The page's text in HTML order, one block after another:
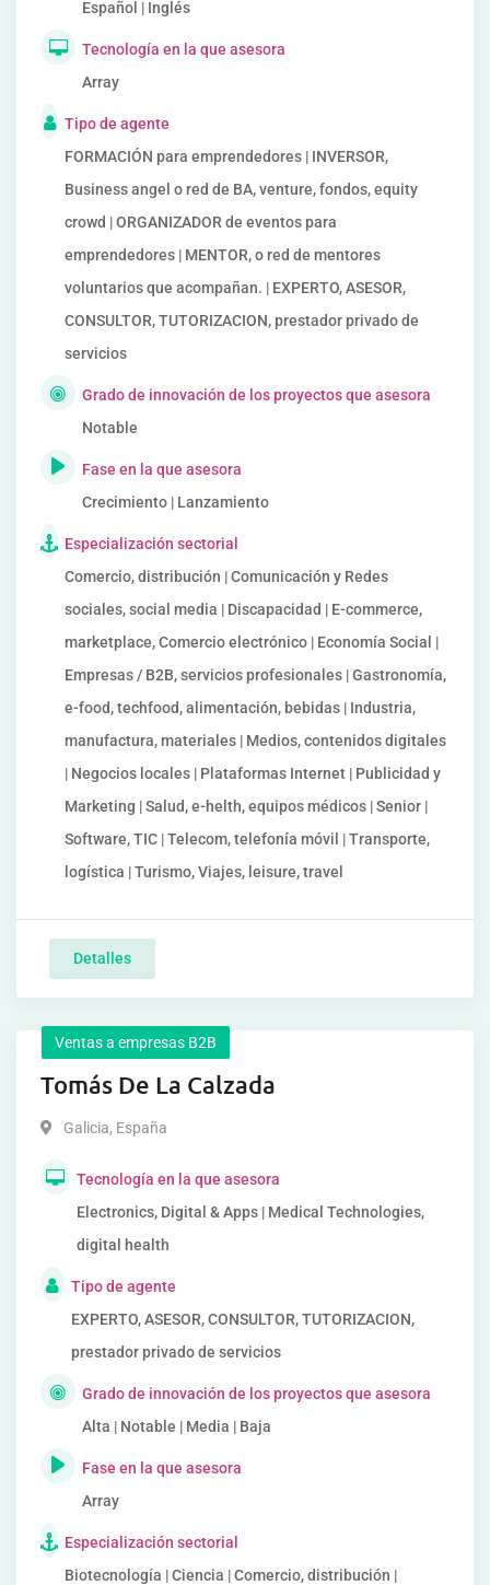
Español | Inglés
Tecnología en la que asesora
Array
Tipo de agente
FORMACIÓN para emprendedores | INVERSOR,
Business angel o red de BA, venture, fondos, equity
crowd | ORGANIZADOR de eventos para
emprendedores | MENTOR, o red de mentores
voluntarios que acompañan. | EXPERTO, ASESOR,
CONSULTOR, TUTORIZACION, prestador privado de
servicios
Grado de innovación de los proyectos que asesora
Notable
Fase en la que asesora
Crecimiento | Lanzamiento
Especialización sectorial
Comercio, distribución | Comunicación y Redes
sociales, social media | Discapacidad | E-commerce,
marketplace, Comercio electrónico | Economía Social |
Empresas / B2B, servicios profesionales | Gastronomía,
e-food, techfood, alimentación, bebidas | Industria,
manufactura, materiales | Medios, contenidos digitales
| Negocios locales | Plataformas Internet | Publicidad y
Marketing | Salud, e-helth, equipos médicos | Senior |
Software, TIC | Telecom, telefonía móvil | Transporte,
logística | Turismo, Viajes, leisure, travel
Detalles
Ventas a empresas B2B
Tomás De La Calzada
Galicia, España
Tecnología en la que asesora
Electronics, Digital & Apps | Medical Technologies,
digital health
Tipo de agente
EXPERTO, ASESOR, CONSULTOR, TUTORIZACION,
prestador privado de servicios
Grado de innovación de los proyectos que asesora
Alta | Notable | Media | Baja
Fase en la que asesora
Array
Especialización sectorial
Biotecnología | Ciencia | Comercio, distribución |